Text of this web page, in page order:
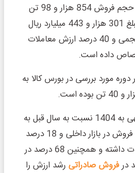
داشته که از این مقدار با حجم فروش 854 هزار و 98 تن
اسلب در بورس کالا به مبلغ 301 هزار و 443 میلیارد ریال
معادل 42 درصد سهم حجمی و 40 درصد ارزش معاملات
داده است.
دوره مورد بررسی در بورس کالا به
شرکت در دوره مالی منتهی به 1404 نسبت به سال قبل به
میزان 18 درصد افزایش فروش در بازار داخلی و 18 درصد
افزایش رشد حجم صادرات داشته و همچنین 68 درصد در
فروش صادراتی رشد ارزش را